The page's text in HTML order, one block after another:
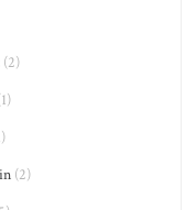
(2)
(2)